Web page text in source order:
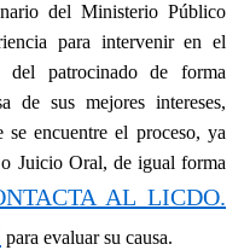
del Ministerio Público
para intervenir en el
del patrocinado de forma
de sus mejores intereses,
encuentre el proceso, ya
Juicio Oral, de igual forma
AL LICDO.
para evaluar su causa.